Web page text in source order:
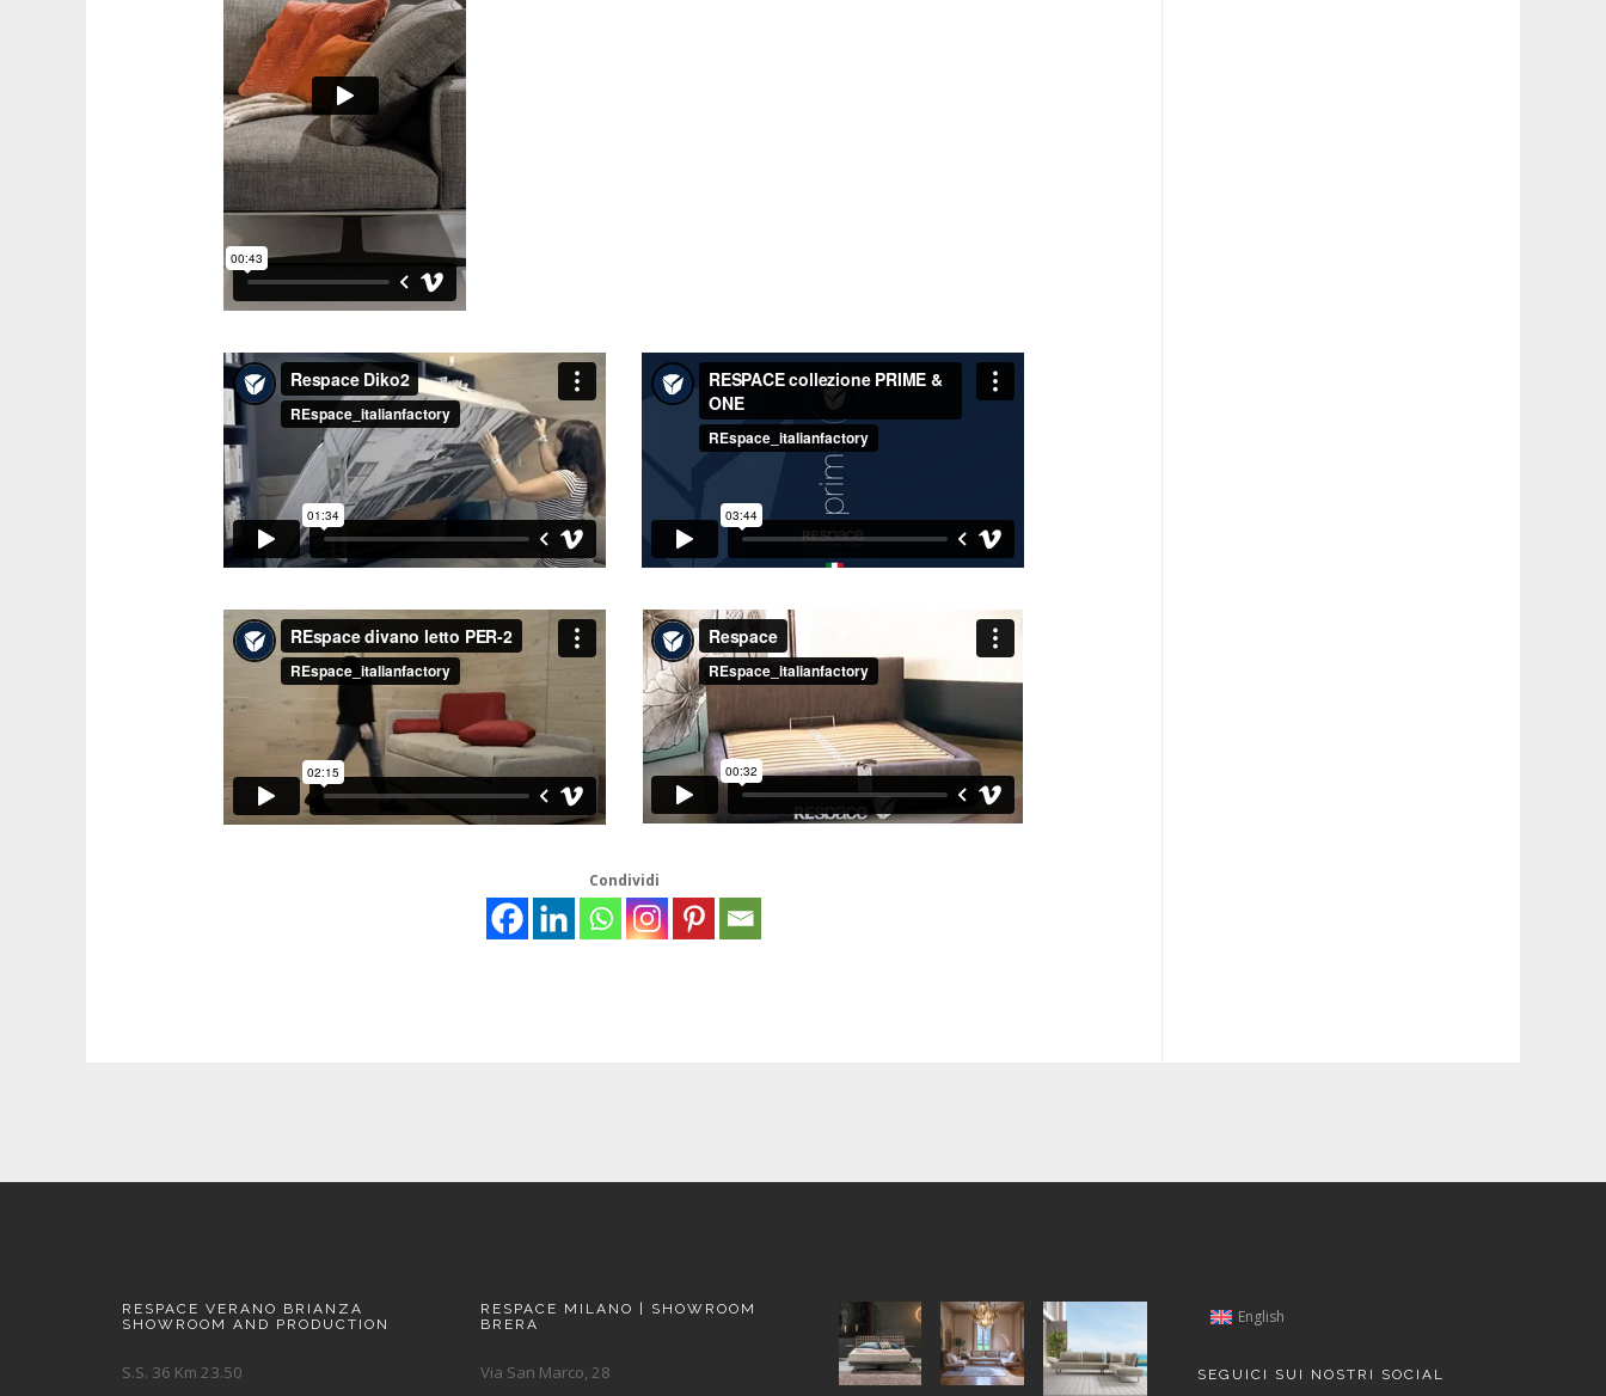
Condividi
RESPACE VERANO BRIANZA
SHOWROOM AND PRODUCTION
S.S. 36 Km 23.50
RESPACE MILANO | SHOWROOM
BRERA
Via San Marco, 28
English
SEGUICI SUI NOSTRI SOCIAL